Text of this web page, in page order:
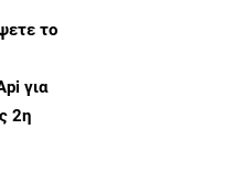
το
για
2η